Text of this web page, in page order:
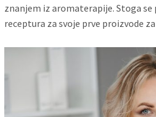
znanjem iz aromaterapije. Stoga
receptura za svoje prve proizvode